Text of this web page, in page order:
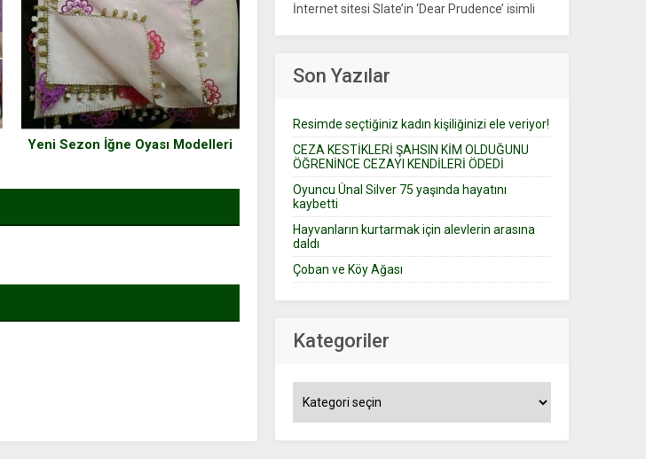
İnternet sitesi Slate’in ‘Dear Prudence’ isimli
Son Yazılar
Resimde seçtiğiniz kadın kişiliğinizi ele veriyor!
CEZA KESTİKLERİ ŞAHSIN KİM OLDUĞUNU
ÖĞRENİNCE CEZAYI KENDİLERİ ÖDEDİ
Oyuncu Ünal Silver 75 yaşında hayatını
kaybetti
Hayvanların kurtarmak için alevlerin arasına
daldı
Çoban ve Köy Ağası
Kategoriler
Yeni Sezon İğne Oyası Modelleri